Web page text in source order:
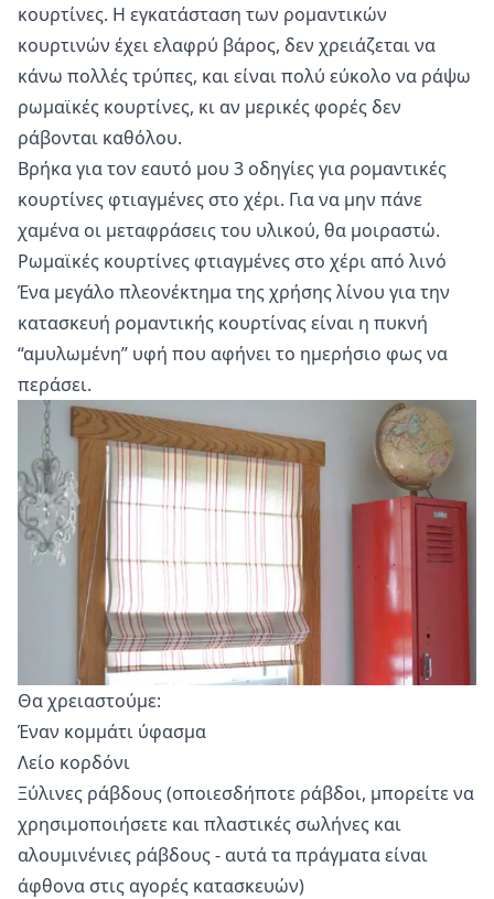
κουρτίνες. Η εγκατάσταση των ρομαντικών
κουρτινών έχει ελαφρύ βάρος, δεν χρειάζεται να
κάνω πολλές τρύπες, και είναι πολύ εύκολο να ράψω
ρωμαϊκές κουρτίνες, κι αν μερικές φορές δεν
ράβονται καθόλου.
Βρήκα για τον εαυτό μου 3 οδηγίες για ρομαντικές
κουρτίνες φτιαγμένες στο χέρι. Για να μην πάνε
χαμένα οι μεταφράσεις του υλικού, θα μοιραστώ.
Ρωμαϊκές κουρτίνες φτιαγμένες στο χέρι από λινό
Ένα μεγάλο πλεονέκτημα της χρήσης λίνου για την
κατασκευή ρομαντικής κουρτίνας είναι η πυκνή
“αμυλωμένη” υφή που αφήνει το ημερήσιο φως να
περάσει.
Θα χρειαστούμε:
Έναν κομμάτι ύφασμα
Λείο κορδόνι
Ξύλινες ράβδους (οποιεσδήποτε ράβδοι, μπορείτε να
χρησιμοποιήσετε και πλαστικές σωλήνες και
αλουμινένιες ράβδους - αυτά τα πράγματα είναι
άφθονα στις αγορές κατασκευών)